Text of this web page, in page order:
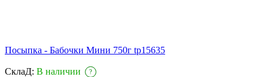
Посыпка - Бабочки Мини 750г tp15635
СклаД: В наличии ?